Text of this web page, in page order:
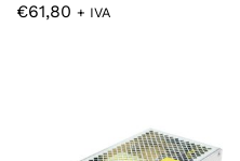
€61,80 + IVA